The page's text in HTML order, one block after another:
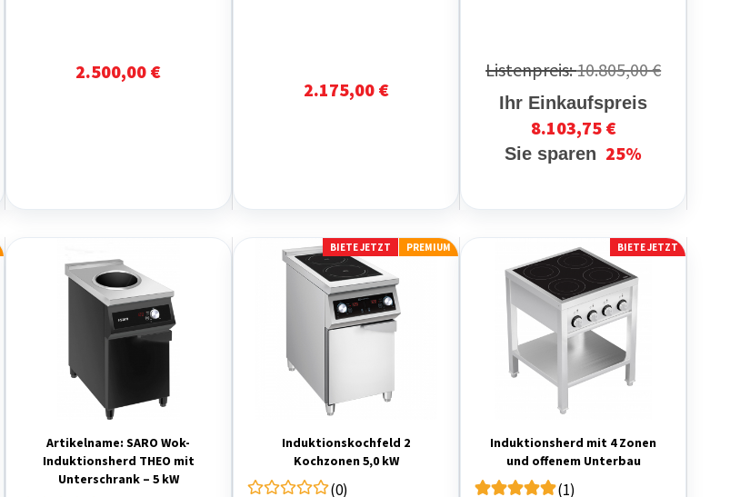
2.500,00 €
2.175,00 €
Listenpreis:10.805,00 €
Ihr Einkaufspreis
8.103,75 €
Sie sparen 25%
Artikelname: SARO Wok-
Induktionsherd THEO mit
Unterschrank – 5 kW
BIETE JETZT PREMIUM
Induktionskochfeld 2
Kochzonen 5,0 kW
(0)
BIETE JETZT
Induktionsherd mit 4 Zonen
und offenem Unterbau
(1)